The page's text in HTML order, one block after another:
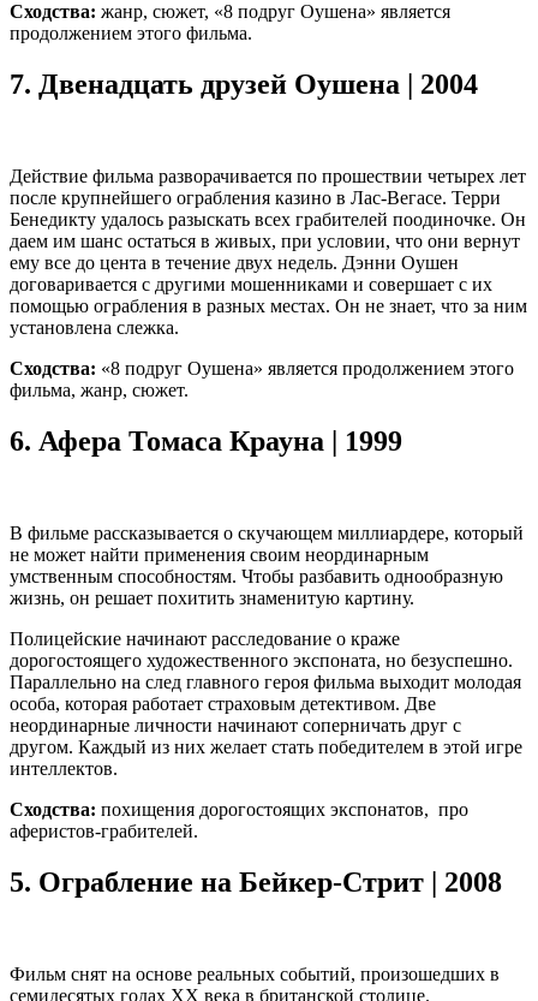
Сходства: жанр, сюжет, «8 подруг Оушена» является
продолжением этого фильма.
7. Двенадцать друзей Оушена | 2004
Действие фильма разворачивается по прошествии четырех лет
после крупнейшего ограбления казино в Лас-Вегасе. Терри
Бенедикту удалось разыскать всех грабителей поодиночке. Он
даем им шанс остаться в живых, при условии, что они вернут
ему все до цента в течение двух недель. Дэнни Оушен
договаривается с другими мошенниками и совершает с их
помощью ограбления в разных местах. Он не знает, что за ним
установлена слежка.
Сходства: «8 подруг Оушена» является продолжением этого
фильма, жанр, сюжет.
6. Афера Томаса Крауна | 1999
В фильме рассказывается о скучающем миллиардере, который
не может найти применения своим неординарным
умственным способностям. Чтобы разбавить однообразную
жизнь, он решает похитить знаменитую картину.
Полицейские начинают расследование о краже
дорогостоящего художественного экспоната, но безуспешно.
Параллельно на след главного героя фильма выходит молодая
особа, которая работает страховым детективом. Две
неординарные личности начинают соперничать друг с
другом. Каждый из них желает стать победителем в этой игре
интеллектов.
Сходства: похищения дорогостоящих экспонатов, про
аферистов-грабителей.
5. Ограбление на Бейкер-Стрит | 2008
Фильм снят на основе реальных событий, произошедших в
семидесятых годах XX века в британской столице.